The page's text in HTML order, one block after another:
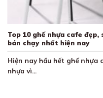
Top 10 ghế nhựa cafe
bán chạy nhất hiện nay
Hiện nay hầu hết ghế nhựa
nhựa vì...